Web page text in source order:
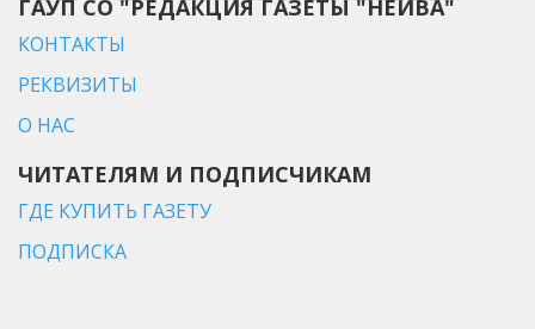
ГАУП СО "РЕДАКЦИЯ ГАЗЕТЫ "НЕЙВА"
КОНТАКТЫ
РЕКВИЗИТЫ
О НАС
ЧИТАТЕЛЯМ И ПОДПИСЧИКАМ
ГДЕ КУПИТЬ ГАЗЕТУ
ПОДПИСКА